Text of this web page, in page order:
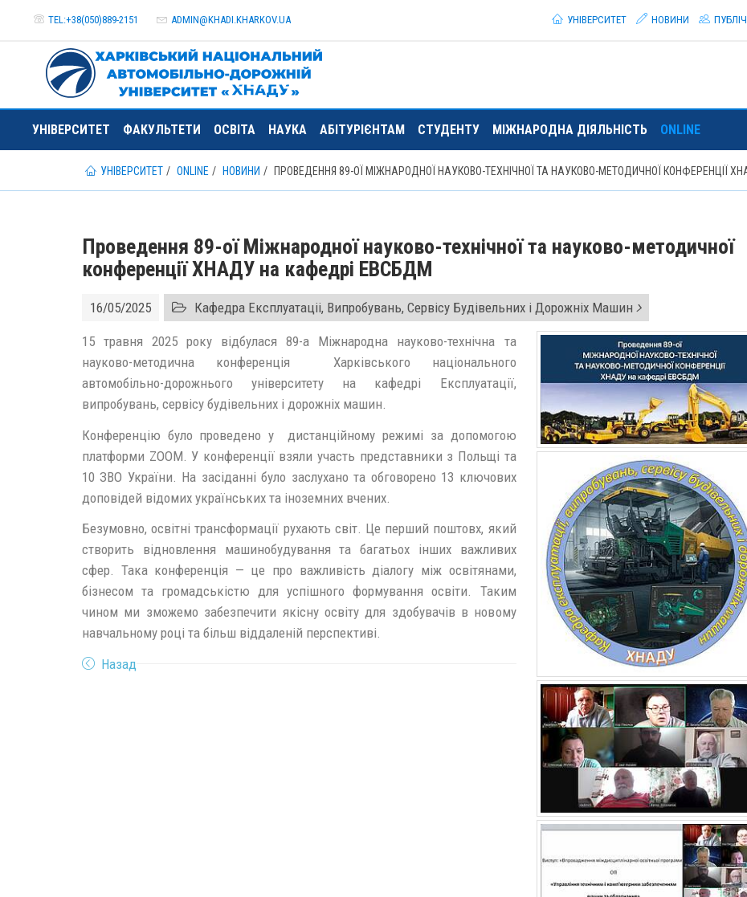
TEL:+38(050)889-2151 ADMIN@KHADI.KHARKOV.UA
УНІВЕРСИТЕТ
НОВИНИ
УНІВЕРСИТЕТ ФАКУЛЬТЕТИ ОСВІТА НАУКА АБІТУРІЄНТАМ СТУДЕНТУ МІЖНАРОДНА ДІЯЛЬНІСТЬ ONLINE
УНІВЕРСИТЕТ ONLINE НОВИНИ ПРОВЕДЕННЯ 89-ОЇ МІЖНАРОДНОЇ НАУКОВО-ТЕХНІЧНОЇ ТА НАУКОВО-МЕТОДИЧНОЇ КОНФЕРЕНЦІЇ
Проведення 89-ої Міжнародної науково-технічної та науково-методичної
конференції ХНАДУ на кафедрі ЕВСБДМ
16/05/2025 Кафедра Експлуатаціі, Випробувань, Сервісу Будівельних і Дорожніх Машин
15 травня 2025 року відбулася 89-а Міжнародна науково-технічна та
науково-методична конференція Харківського національного
автомобільно-дорожнього університету на кафедрі Експлуатації,
випробувань, сервісу будівельних і дорожніх машин.
Конференцію було проведено у дистанційному режимі за допомогою
платформи ZOOM. У конференції взяли участь представники з Польщі та
10 ЗВО України. На засіданні було заслухано та обговорено 13 ключових
доповідей відомих українських та іноземних вчених.
Безумовно, освітні трансформації рухають світ. Це перший поштовх, який
створить відновлення машинобудування та багатьох інших важливих
сфер. Така конференція — це про важливість діалогу між освітянами,
бізнесом та громадськістю для успішного формування освіти. Таким
чином ми зможемо забезпечити якісну освіту для здобувачів в новому
навчальному році та більш віддаленій перспективі.
Назад